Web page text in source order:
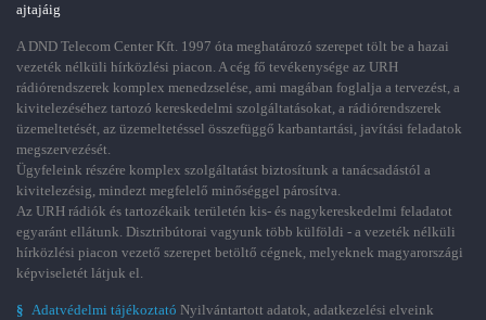
ajtajáig
A DND Telecom Center Kft. 1997 óta meghatározó szerepet tölt be a hazai
vezeték nélküli hírközlési piacon. A cég fő tevékenysége az URH
rádiórendszerek komplex menedzselése, ami magában foglalja a tervezést, a
kivitelezéséhez tartozó kereskedelmi szolgáltatásokat, a rádiórendszerek
üzemeltetését, az üzemeltetéssel összefüggő karbantartási, javítási feladatok
megszervezését.
Ügyfeleink részére komplex szolgáltatást biztosítunk a tanácsadástól a
kivitelezésig, mindezt megfelelő minőséggel párosítva.
Az URH rádiók és tartozékaik területén kis- és nagykereskedelmi feladatot
egyaránt ellátunk. Disztribútorai vagyunk több külföldi - a vezeték nélküli
hírközlési piacon vezető szerepet betöltő cégnek, melyeknek magyarországi
képviseletét látjuk el.
§ Adatvédelmi tájékoztató Nyilvántartott adatok, adatkezelési elveink